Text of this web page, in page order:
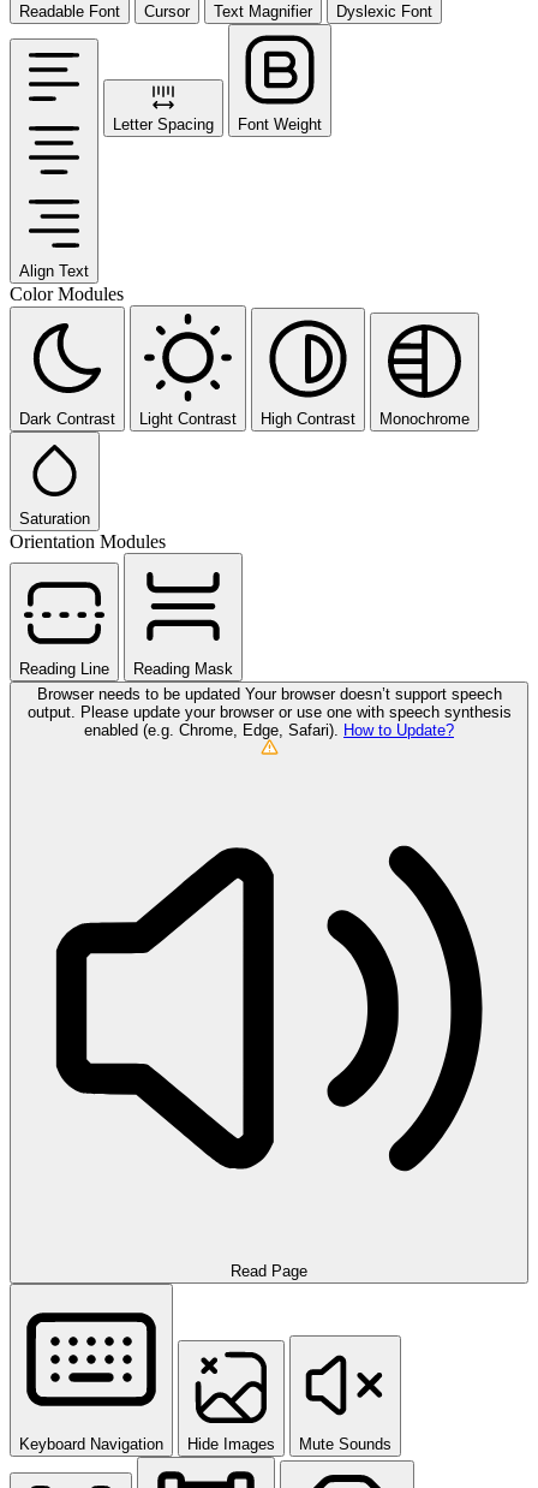
Readable Font Cursor Text Magnifier Dyslexic Font
Align Text
Letter Spacing Font Weight
Color Modules
Dark Contrast Light Contrast High Contrast Monochrome
Saturation
Orientation Modules
Reading Line
Reading Mask
Browser needs to be updated Your browser doesn’t support speech
output. Please update your browser or use one with speech synthesis
enabled (e.g. Chrome, Edge, Safari). How to Update?
Read Page
Keyboard Navigation Hide Images Mute Sounds